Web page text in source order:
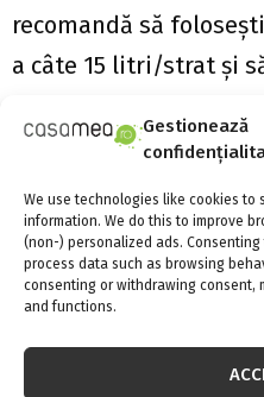
Gestionează
We use technologies like cookies to
information. We do this to improve
(non-) personalized ads.
process data such as browsing
consenting or withdrawing consent,
and functions.
recomandă să
a câte 15 litri/strat şi